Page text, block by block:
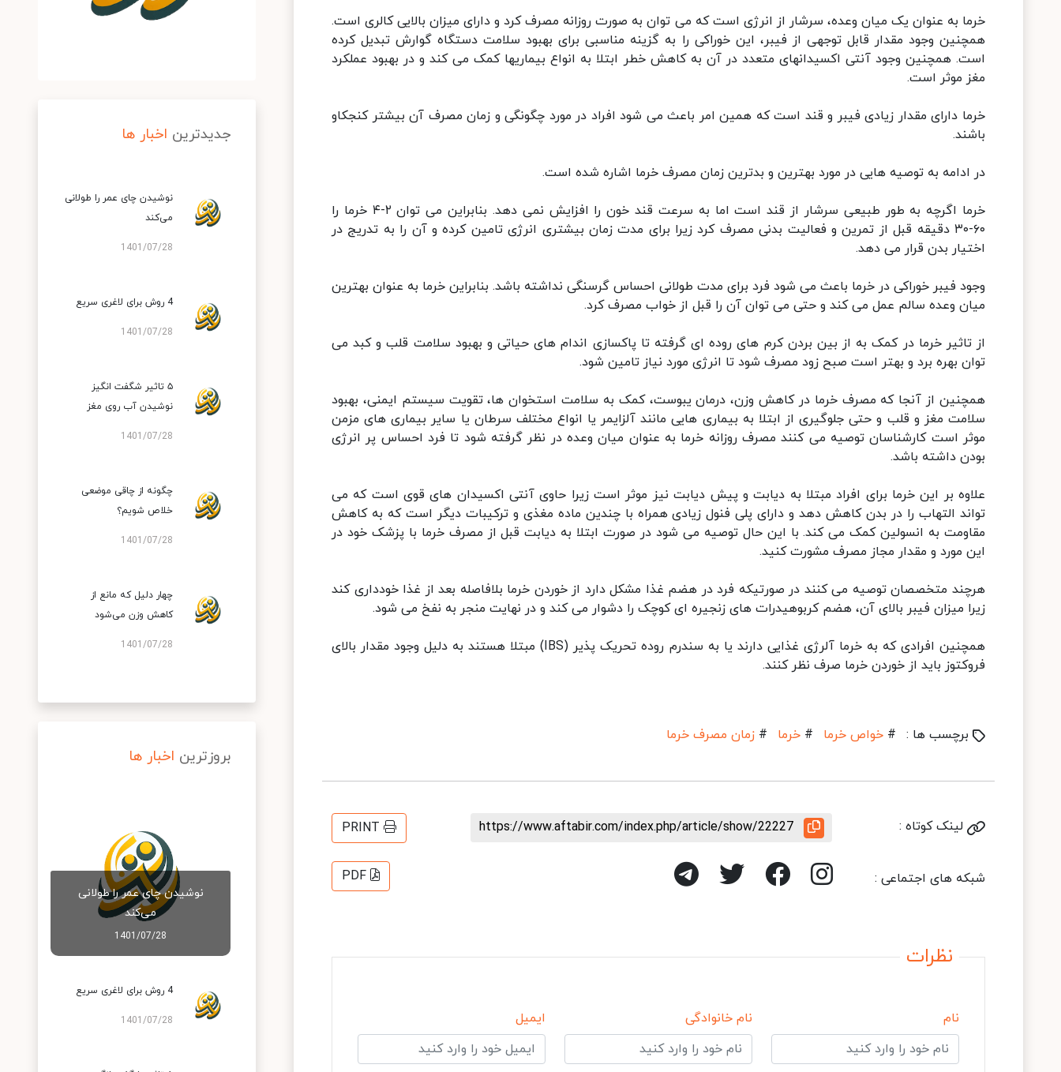
خرما به عنوان یک میان وعده، سرشار از انرژی است که می توان به صورت روزانه مصرف کرد و دارای میزان بالایی کالری است.
همچنین وجود مقدار قابل توجهی از فیبر، این خوراکی را به گزینه مناسبی برای بهبود سلامت دستگاه گوارش تبدیل کرده
است. همچنین وجود آنتی اکسیدانهای متعدد در آن به کاهش خطر ابتلا به انواع بیماریها کمک می کند و در بهبود عملکرد
مغز موثر است.
خرما دارای مقدار زیادی فیبر و قند است که همین امر باعث می شود افراد در مورد چگونگی و زمان مصرف آن بیشتر کنجکاو
باشند.
در ادامه به توصیه هایی در مورد بهترین و بدترین زمان مصرف خرما اشاره شده است.
خرما اگرچه به طور طبیعی سرشار از قند است اما به سرعت قند خون را افزایش نمی دهد. بنابراین می توان ۲-۴ خرما را
۶۰-۳۰ دقیقه قبل از تمرین و فعالیت بدنی مصرف کرد زیرا برای مدت زمان بیشتری انرژی تامین کرده و آن را به تدریج در
اختیار بدن قرار می دهد.
وجود فیبر خوراکی در خرما باعث می شود فرد برای مدت طولانی احساس گرسنگی نداشته باشد. بنابراین خرما به عنوان بهترین
میان وعده سالم عمل می کند و حتی می توان آن را قبل از خواب مصرف کرد.
از تاثیر خرما در کمک به از بین بردن کرم های روده ای گرفته تا پاکسازی اندام های حیاتی و بهبود سلامت قلب و کبد می
توان بهره برد و بهتر است صبح زود مصرف شود تا انرژی مورد نیاز تامین شود.
همچنین از آنجا که مصرف خرما در کاهش وزن، درمان یبوست، کمک به سلامت استخوان ها، تقویت سیستم ایمنی، بهبود
سلامت مغز و قلب و حتی جلوگیری از ابتلا به بیماری هایی مانند آلزایمر یا انواع مختلف سرطان یا سایر بیماری های مزمن
موثر است کارشناسان توصیه می کنند مصرف روزانه خرما به عنوان میان وعده در نظر گرفته شود تا فرد احساس پر انرژی
بودن داشته باشد.
علاوه بر این خرما برای افراد مبتلا به دیابت و پیش دیابت نیز موثر است زیرا حاوی آنتی اکسیدان های قوی است که می
تواند التهاب را در بدن کاهش دهد و دارای پلی فنول زیادی همراه با چندین ماده مغذی و ترکیبات دیگر است که به کاهش
مقاومت به انسولین کمک می کند. با این حال توصیه می شود در صورت ابتلا به دیابت قبل از مصرف خرما با پزشک خود در
این مورد و مقدار مجاز مصرف مشورت کنید.
هرچند متخصصان توصیه می کنند در صورتیکه فرد در هضم غذا مشکل دارد از خوردن خرما بلافاصله بعد از غذا خودداری کند
زیرا میزان فیبر بالای آن، هضم کربوهیدرات های زنجیره ای کوچک را دشوار می کند و در نهایت منجر به نفخ می شود.
همچنین افرادی که به خرما آلرژی غذایی دارند یا به سندرم روده تحریک پذیر (IBS) مبتلا هستند به دلیل وجود مقدار بالای
فروکتوز باید از خوردن خرما صرف نظر کنند.
برچسب ها : # خواص خرما # خرما # زمان مصرف خرما
لینک کوتاه : https://www.aftabir.com/index.php/article/show/22227
PRINT
شبکه های اجتماعی : PDF
نظرات
نام نام خانوادگی ایمیل
جدیدترین اخبار ها
نوشیدن چای عمر را طولانی
می‌کند
1401/07/28
4 روش برای لاغری سریع
1401/07/28
۵ تاثیر شگفت انگیز
نوشیدن آب روی مغز
1401/07/28
چگونه از چاقی موضعی
خلاص شویم؟
1401/07/28
چهار دلیل که مانع از
کاهش وزن می‌شود
1401/07/28
بروزترین اخبار ها
نوشیدن چای عمر را طولانی
می‌کند
1401/07/28
4 روش برای لاغری سریع
1401/07/28